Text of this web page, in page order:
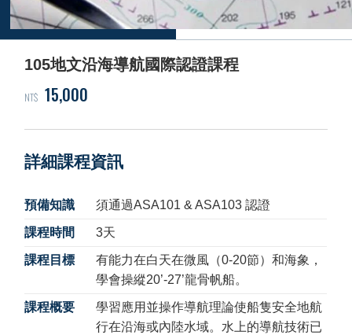
105地文沿海導航國際認證課程
NT$ 15,000
詳細課程資訊
預備知識 須通過ASA101 & ASA103 認證
課程時間 3天
課程目標
有能力在白天在微風（0-20節）和海象，
學會操縱20’-27’龍骨帆船。
課程概要
學習應用並操作導航理論使船隻安全地航
行在沿海或內陸水域。水上的導航技術已